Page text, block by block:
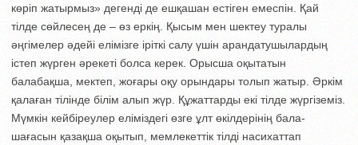
көріп жатырмыз» дегенді де ешқашан естіген емеспін. Қай
тілде сөйлесең де – өз ер­кің. Қысым мен шектеу туралы
әңгіме­лер әдейі елімізге іріткі салу үшін аран­датушылардың
істеп жүрген әрекеті болса керек. Орысша оқытатын
балабақша, мектеп, жоғары оқу орындары толып жатыр. Әркім
қалаған тілінде білім алып жүр. Құжаттарды екі тілде жүргіземіз.
Мүмкін кейбіреулер еліміздегі өзге ұлт өкілдерінің бала-
шағасын қазақша оқытып, мемлекеттік тілді насихаттап